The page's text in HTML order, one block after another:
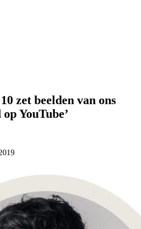
zet beelden van ons
YouTube’